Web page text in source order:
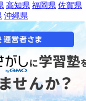
高知県 福岡県 佐賀県
沖縄県